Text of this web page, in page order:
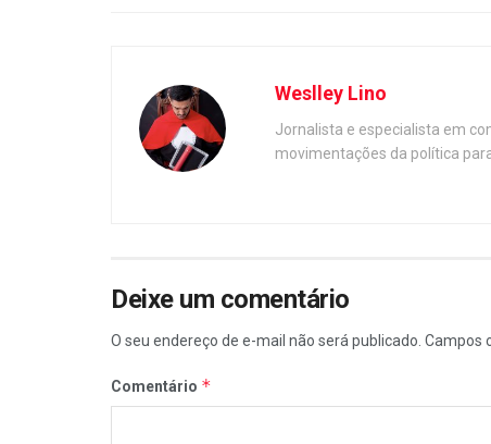
Weslley Lino
Jornalista e especialista em
movimentações da política
Deixe um comentário
O seu endereço de e-mail não será publicado. Campos
Comentário *